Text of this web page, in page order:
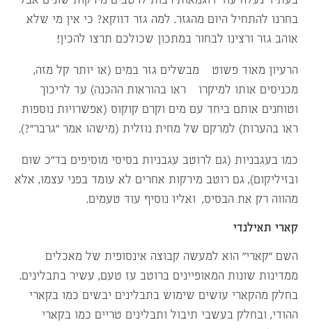
בחרנו להתחיל היום מהגזר. למה גזר דווקא? כי אין מי שלא
אוהב גזר ורצינו לבחור במתכון שכולכם תרצו להכין!
הרעיון מאוד פשוט – מבשלים גזר במים (או יותר קל מזה,
מכניסים אותו למיקרו – ראו בהוראות ההכנה) עד לריכוך
וטוחנים אותם ביחד עם מים וקרם קוקוס (אפשרויות נוספות
ראו בהערות) למרקם של מחית נוזלית (מישהו אמר “גרבר”?).
כמו בעגבניות (גם לרוטב עגבניות בסיסי מוסיפים בד”כ שום
ובזיליקום), גם רוטב מירקות אחרים לא עומד בפני עצמו, אלא
מהווה רק את הבסיס, ואליו נוסיף עוד טעמים.
קארי תאילנדי
השם “קארי” הוא למעשה קבוצה אינסופית של מאכלים
ממדינות שונות המאופיינים ברוטב עז טעם, עשיר בתבלינים.
בחלק מהקארי עושים שימוש בתבלינים יבשים כמו בקארי
ההודי, ובחלק בעשבי תיבול ותבלינים טריים כמו בקארי